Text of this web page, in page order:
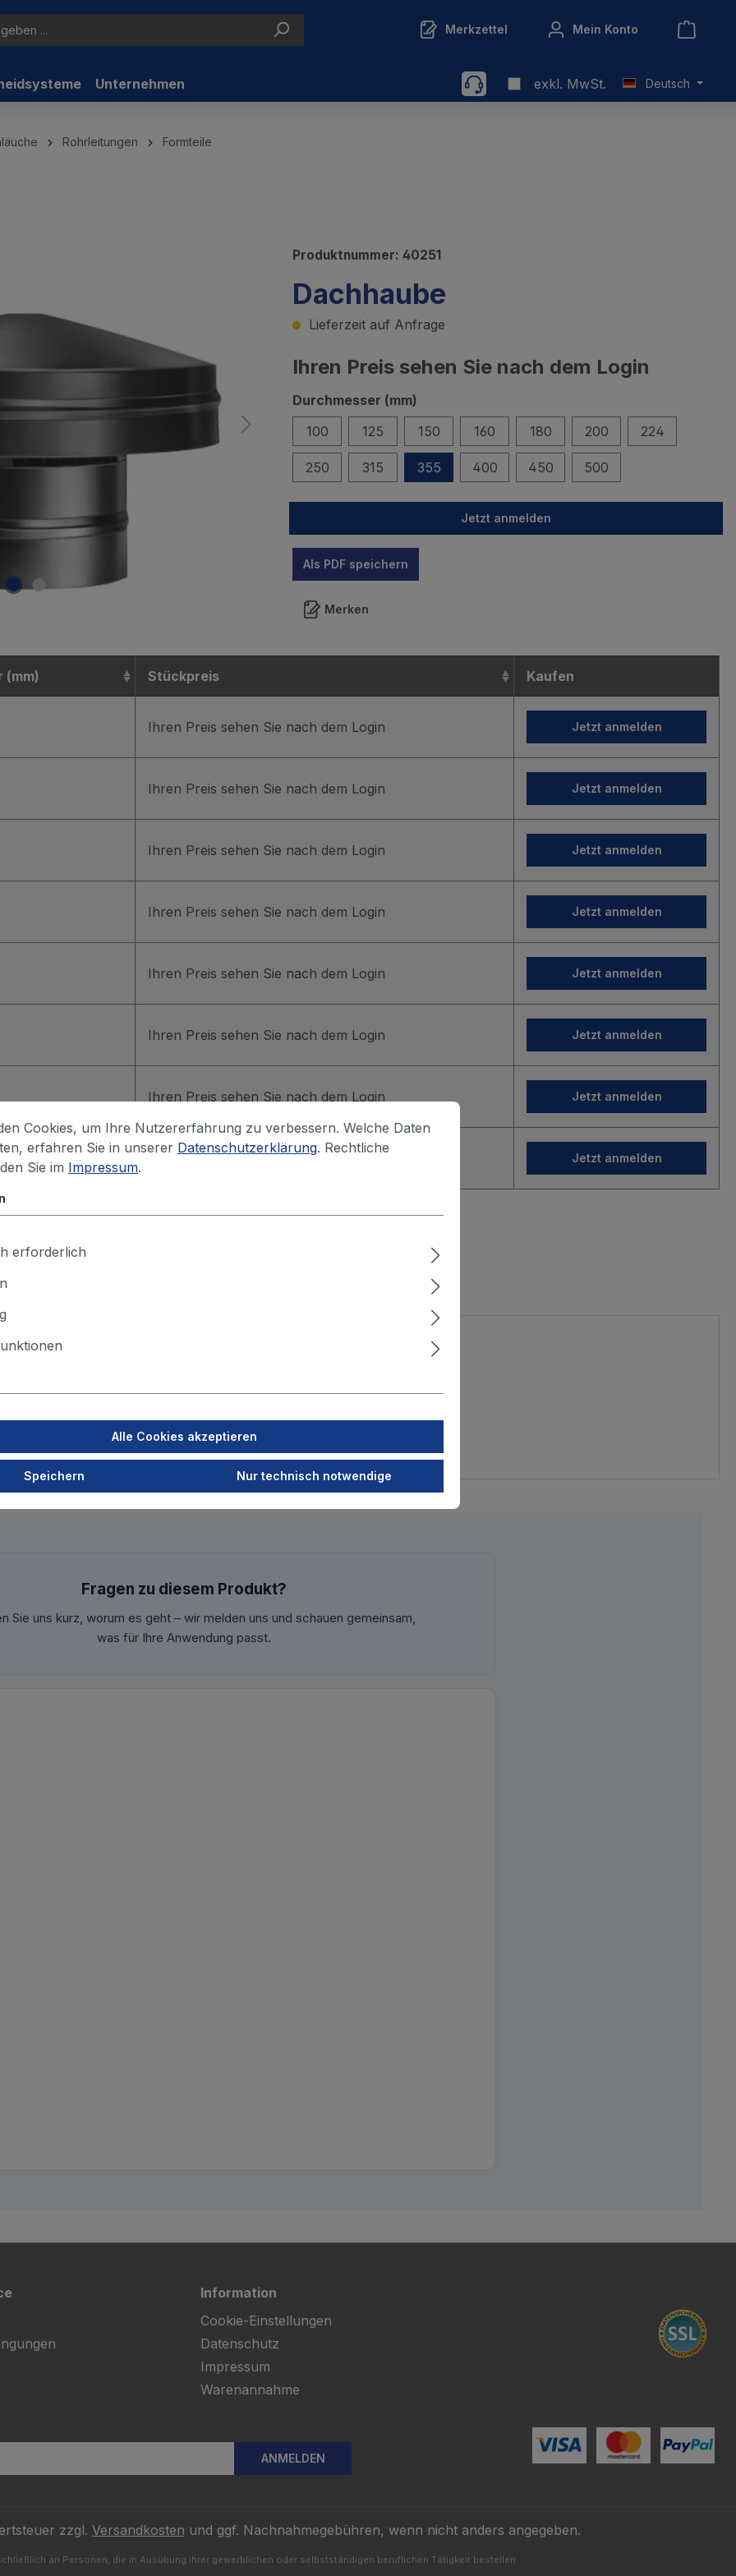
Merkzettel Mein Konto
Unternehmen exkl. MwSt. Deutsch
Rohrleitungen Formteile
Produktnummer: 40251
Dachhaube
Lieferzeit auf Anfrage
Ihren Preis sehen Sie nach dem Login
Durchmesser (mm)
100
125 150 160 180 200 224
250 315 355 400 450 500
Jetzt anmelden
Als PDF speichern
Merken
(mm) Stückpreis Kaufen
Ihren Preis sehen Sie nach dem Login Jetzt anmelden
Ihren Preis sehen Sie nach dem Login Jetzt anmelden
Ihren Preis sehen Sie nach dem Login Jetzt anmelden
Ihren Preis sehen Sie nach dem Login Jetzt anmelden
Ihren Preis sehen Sie nach dem Login Jetzt anmelden
Ihren Preis sehen Sie nach dem Login Jetzt anmelden
Ihren Preis sehen Sie nach dem Login Jetzt anmelden
Ihren Preis sehen Sie nach dem Login Jetzt anmelden
Fragen zu diesem Produkt?
Sie uns kurz, worum es geht – wir melden uns und schauen gemeinsam,
was für Ihre Anwendung passt.
Information
Cookie-Einstellungen
Datenschutz
Impressum
Warenannahme
ANMELDEN
zzgl. Versandkosten und ggf. Nachnahmegebühren, wenn nicht anders angegeben.
an Personen, die in Ausübung ihrer gewerblichen oder selbstständigen beruflichen Tätigkeit bestellen
Cookies, um Ihre Nutzererfahrung zu verbessern. Welche Daten
erfahren Sie in unserer Datenschutzerklärung. Rechtliche
Sie im Impressum.
erforderlich
Alle Cookies akzeptieren
Speichern Nur technisch notwendige